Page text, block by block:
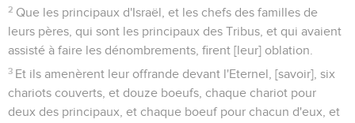
2 Que les principaux d'Israël, et les chefs des familles de
leurs pères, qui sont les principaux des Tribus, et qui avaient
assisté à faire les dénombrements, firent [leur] oblation.
3 Et ils amenèrent leur offrande devant l'Eternel, [savoir], six
chariots couverts, et douze boeufs, chaque chariot pour
deux des principaux, et chaque boeuf pour chacun d'eux, et